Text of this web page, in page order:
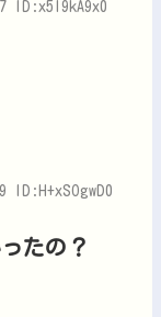
ID:x5I9kA9x0
たの？